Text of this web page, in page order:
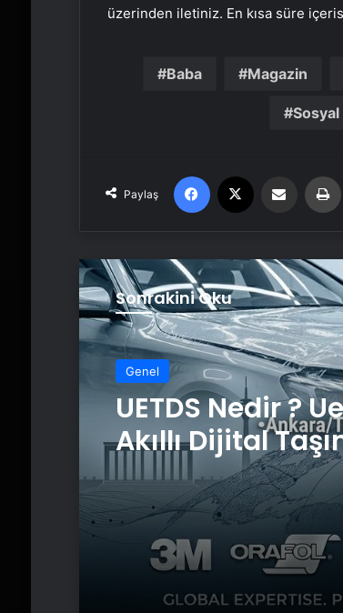
üzerinden iletiniz. En kısa süre
Baba Magazin
Paylaş
Facebook Email'den paylaş
Sonrakini Oku
Genel
UETDS Nedir ?
Akıllı Dijital
Yazılımı